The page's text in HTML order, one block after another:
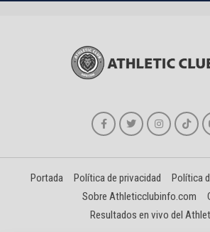
Portada Política de privacidad
Política
Sobre Athleticclubinfo.com
Resultados en vivo del